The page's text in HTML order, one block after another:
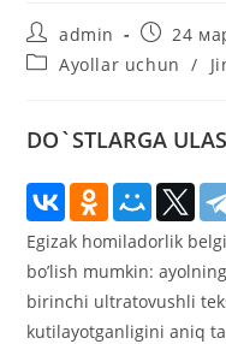
Автор
записи:
admin
Запись
24
Рубрика
Ayollar uchun /
DO`STLARGA
Egizak homiladorlik
bo’lish mumkin:
birinchi ultratovushli
kutilayotganligini aniq